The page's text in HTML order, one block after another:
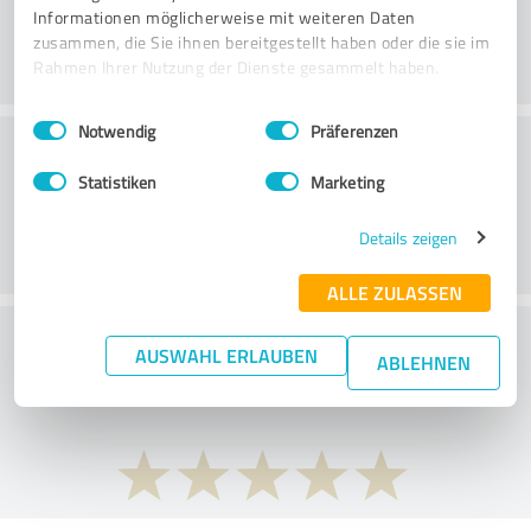
Informationen möglicherweise mit weiteren Daten
zusammen, die Sie ihnen bereitgestellt haben oder die sie im
Rahmen Ihrer Nutzung der Dienste gesammelt haben.
Impressum Datenschutzbestimmungen
Einwilligungsauswahl
Notwendig Präferenzen
Statistiken Marketing
Details zeigen
ALLE ZULASSEN
AUSWAHL ERLAUBEN ABLEHNEN
Kundenservice
Wie beurteilen Sie das
Preis-/Leistungsverhältnis?